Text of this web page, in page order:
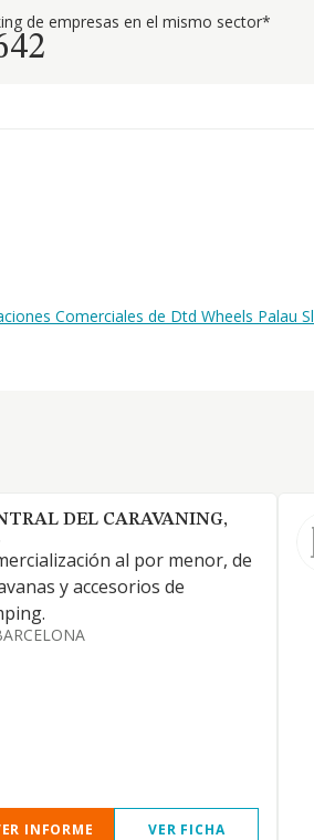
de empresas en el mismo sector*
Comerciales de Dtd Wheels Palau Sl
DEL CARAVANING,
al por menor, de
y accesorios de
INFORME VER FICHA